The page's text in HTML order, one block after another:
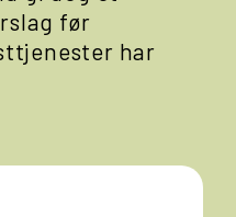
før
har